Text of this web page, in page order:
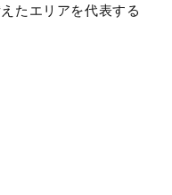
たエリアを代表する